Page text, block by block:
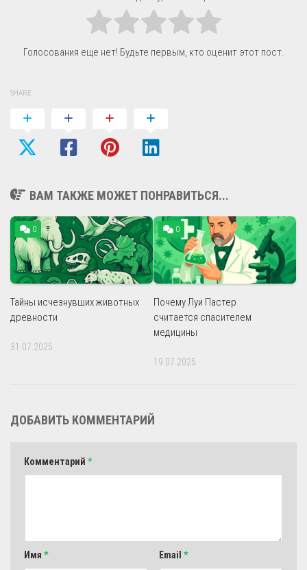
Голосования еще нет! Будьте первым, кто оценит этот пост.
SHARE
ВАМ ТАКЖЕ МОЖЕТ ПОНРАВИТЬСЯ...
0
Тайны исчезнувших животных
древности
31.07.2025
0
Почему Луи Пастер
считается спасителем
медицины
19.07.2025
ДОБАВИТЬ КОММЕНТАРИЙ
Комментарий *
Имя * Email *